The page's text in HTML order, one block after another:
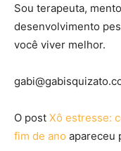
Sou terapeuta,
desenvolvimento
você viver melhor.
O post Xô estresse:
fim de ano apareceu